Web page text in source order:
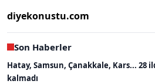
diyekonustu.com
Son Haberler
Hatay, Samsun, Çanakkale, Kars... 28
kalmadı